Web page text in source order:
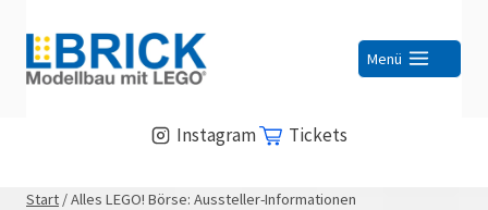
Inhalt
springen
Menü
Instagram Tickets
Start /Alles LEGO! Börse: Aussteller-Informationen